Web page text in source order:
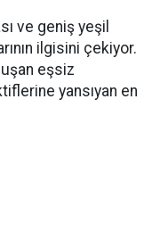
ve geniş yeşil
ilgisini çekiyor.
eşsiz
yansıyan en